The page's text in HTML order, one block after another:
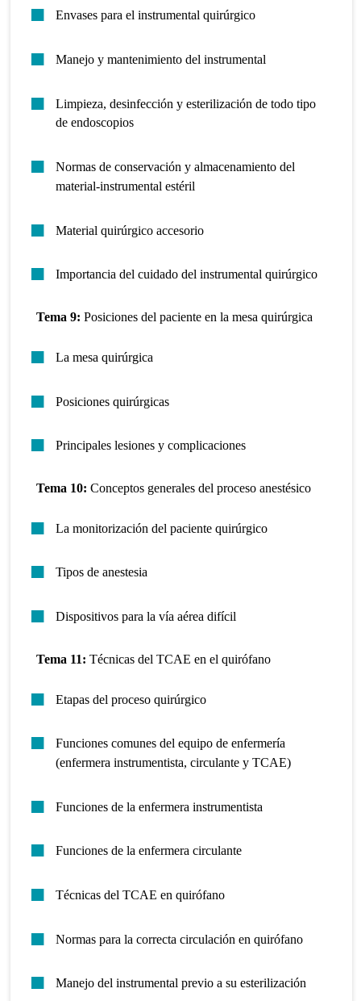
Envases para el instrumental quirúrgico
Manejo y mantenimiento del instrumental
Limpieza, desinfección y esterilización de todo tipo
de endoscopios
Normas de conservación y almacenamiento del
material-instrumental estéril
Material quirúrgico accesorio
Importancia del cuidado del instrumental quirúrgico
Tema 9: Posiciones del paciente en la mesa quirúrgica
La mesa quirúrgica
Posiciones quirúrgicas
Principales lesiones y complicaciones
Tema 10: Conceptos generales del proceso anestésico
La monitorización del paciente quirúrgico
Tipos de anestesia
Dispositivos para la vía aérea difícil
Tema 11: Técnicas del TCAE en el quirófano
Etapas del proceso quirúrgico
Funciones comunes del equipo de enfermería
(enfermera instrumentista, circulante y TCAE)
Funciones de la enfermera instrumentista
Funciones de la enfermera circulante
Técnicas del TCAE en quirófano
Normas para la correcta circulación en quirófano
Manejo del instrumental previo a su esterilización